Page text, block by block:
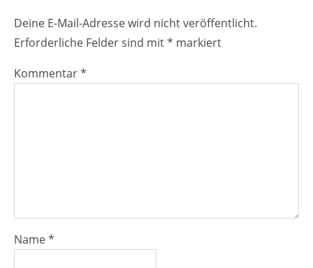
Deine E-Mail-Adresse wird nicht veröffentlicht.
Erforderliche Felder sind mit* markiert
Kommentar*
Name*